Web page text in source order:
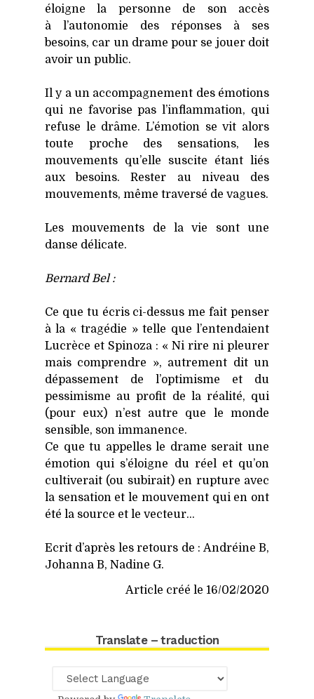
éloigne la per­sonne de son accès
à l’autonomie des réponses à ses
besoins, car un drame pour se jouer doit
avoir un public.
Il y a un accom­pa­gne­ment des émo­tions
qui ne favo­rise pas l’inflammation, qui
refuse le drâme. L’émotion se vit alors
toute proche des sen­sa­tions, les
mou­ve­ments qu’elle sus­cite étant liés
aux besoins. Res­ter au niveau des
mou­ve­ments, même tra­ver­sé de vagues.
Les mou­ve­ments de la vie sont une
danse déli­cate.
Ber­nard Bel :
Ce que tu écris ci-des­sus me fait pen­ser
à la « tra­gé­die » telle que l’entendaient
Lucrèce et Spi­no­za : « Ni rire ni pleu­rer
mais com­prendre », autre­ment dit un
dépas­se­ment de l’optimisme et du
pes­si­misme au pro­fit de la réa­li­té, qui
(pour eux) n’est autre que le monde
sen­sible, son imma­nence.
Ce que tu appelles le drame serait une
émo­tion qui s’éloigne du réel et qu’on
culti­ve­rait (ou subi­rait) en rup­ture avec
la sen­sa­tion et le mou­ve­ment qui en ont
été la source et le vec­teur…
Ecrit d’après les retours de : Andréine B,
Johan­na B, Nadine G.
Article créé le 16/02/2020
Translate – traduction